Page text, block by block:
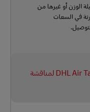
الوزن أو غيرها من
في السعات
تواصل مع أحد خبراء الي DHL Air Tailored Lift لمناقشة